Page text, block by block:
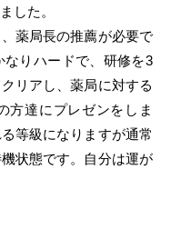
した。
薬局長の推薦が必要で
りハードで、研修を3
リアし、薬局に対する
方達にプレゼンをしま
等級になりますが通常
状態です。自分は運が